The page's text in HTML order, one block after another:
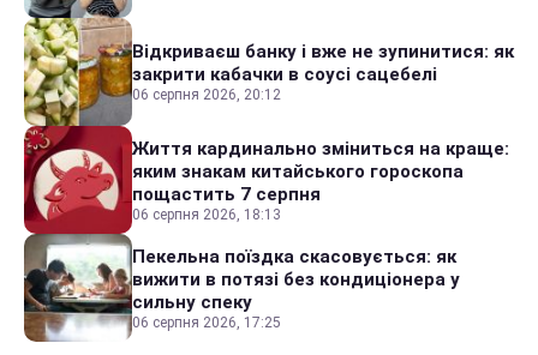
Відкриваєш банку і вже не зупинитися: як
закрити кабачки в соусі сацебелі
06 серпня 2026, 20:12
Життя кардинально зміниться на краще:
яким знакам китайського гороскопа
пощастить 7 серпня
06 серпня 2026, 18:13
Пекельна поїздка скасовується: як
вижити в потязі без кондиціонера у
сильну спеку
06 серпня 2026, 17:25